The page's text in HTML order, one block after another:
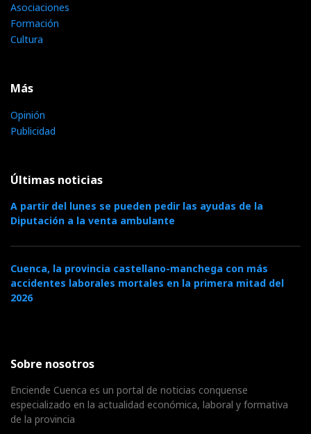
Asociaciones
Formación
Cultura
Más
Opinión
Publicidad
Últimas noticias
A partir del lunes se pueden pedir las ayudas de la
Diputación a la venta ambulante
Cuenca, la provincia castellano-manchega con más
accidentes laborales mortales en la primera mitad del
2026
Sobre nosotros
Enciende Cuenca es un portal de noticias conquense
especializado en la actualidad económica, laboral y formativa
de la provincia